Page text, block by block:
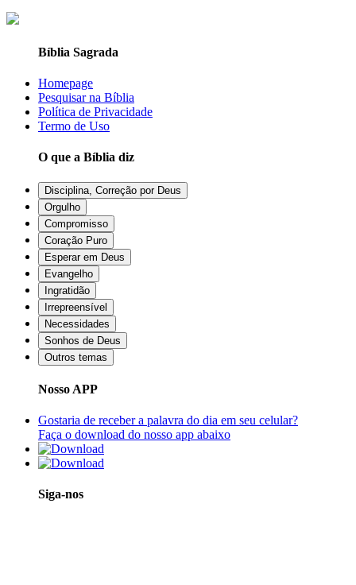
Bíblia Sagrada
Homepage
Pesquisar na Bíblia
Política de Privacidade
Termo de Uso
O que a Bíblia diz
Disciplina, Correção por Deus
Orgulho
Compromisso
Coração Puro
Esperar em Deus
Evangelho
Ingratidão
Irrepreensível
Necessidades
Sonhos de Deus
Outros temas
Nosso APP
Gostaria de receber a palavra do dia em seu celular?
Faça o download do nosso app abaixo
Siga-nos